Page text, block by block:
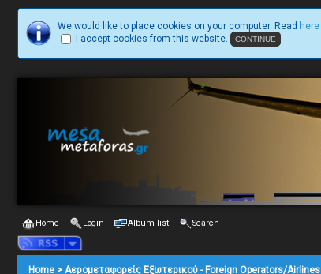
We would like to place cookies on your computer. Read here
I accept cookies from this website.
Home Login Album list Search
Home > Αερομεταφορείς Εξωτερικού - Foreign Operators/Airlines